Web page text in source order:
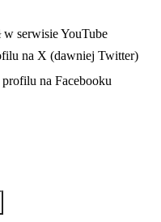
karcie
w serwisie YouTube
na X (dawniej Twitter)
karcie na Facebooku